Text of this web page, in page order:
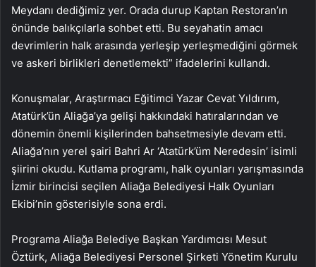
Meydanı dediğimiz yer. Orada durup Kaptan Restoran’ın
önünde balıkçılarla sohbet etti. Bu seyahatin amacı
devrimlerin halk arasında yerleşip yerleşmediğini görmek
ve askeri birlikleri denetlemekti” ifadelerini kullandı.
Konuşmalar, Araştırmacı Eğitimci Yazar Cevat Yıldırım,
Atatürk’ün Aliağa’ya gelişi hakkındaki hatıralarından ve
dönemin önemli kişilerinden bahsetmesiyle devam etti.
Aliağa’nın yerel şairi Bahri Ar ‘Atatürk’üm Neredesin’ isimli
şiirini okudu. Kutlama programı, halk oyunları yarışmasında
İzmir birincisi seçilen Aliağa Belediyesi Halk Oyunları
Ekibi’nin gösterisiyle sona erdi.
Programa Aliağa Belediye Başkan Yardımcısı Mesut
Öztürk, Aliağa Belediyesi Personel Şirketi Yönetim Kurulu